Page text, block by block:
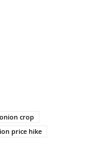
crop
price hike